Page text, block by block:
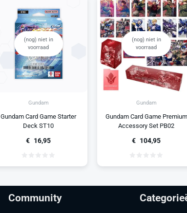
(nog) niet in
voorraad
Gundam
Gundam Card Game Starter
Deck ST10
€ 16,95
(nog) niet in
voorraad
Gundam
Gundam Card Game Premium
Accessory Set PB02
€ 104,95
Community